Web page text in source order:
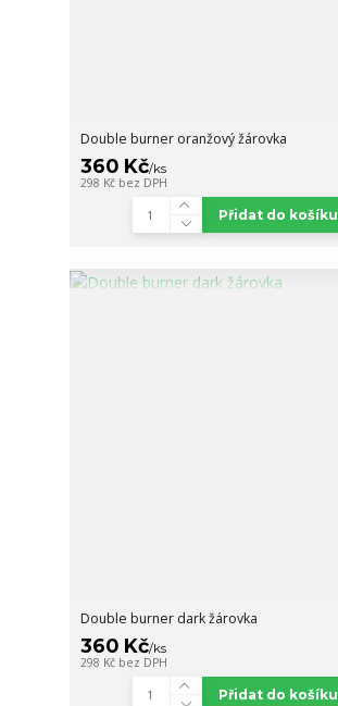
Double burner oranžový žárovka
360 Kč/ks
298 Kč bez DPH
Přidat do košíku
Double burner dark žárovka
360 Kč/ks
298 Kč bez DPH
Přidat do košíku